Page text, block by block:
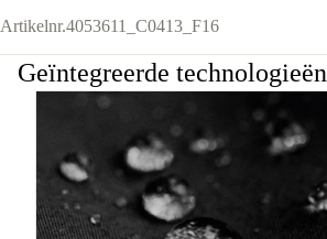
Artikelnr.4053611_C0413_F16
Geïntegreerde technologieën